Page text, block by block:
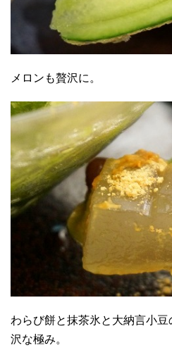
メロンも贅沢に。
わらび餅と抹茶氷と大納言小
沢な極み。